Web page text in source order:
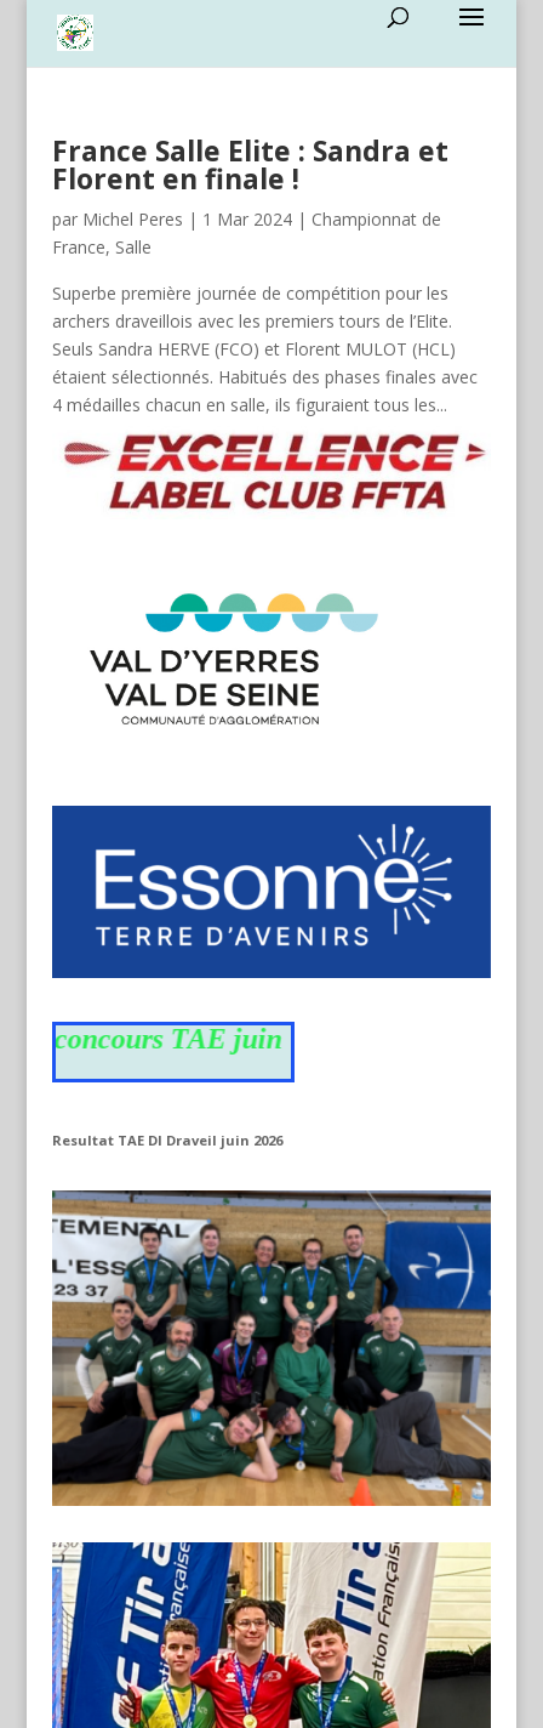
France Salle Elite : Sandra et
Florent en finale !
par Michel Peres | 1 Mar 2024| Championnat de
France, Salle
Superbe première journée de compétition pour les
archers draveillois avec les premiers tours de l’Elite.
Seuls Sandra HERVE (FCO) et Florent MULOT (HCL)
étaient sélectionnés. Habitués des phases finales avec
4 médailles chacun en salle, ils figuraient tous les...
concours TAE juin
Resultat TAE DI Draveil juin 2026